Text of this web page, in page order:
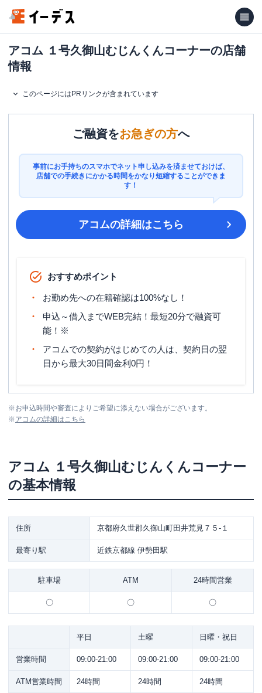
アコム １号久御山むじんくんコーナーの店舗
情報
このページにはPRリンクが含まれています
ご融資をお急ぎの方へ
事前にお手持ちのスマホでネット申し込みを済ませておけば、
店舗での手続きにかかる時間をかなり短縮することができま
す！
アコムの詳細はこちら
おすすめポイント
お勤め先への在籍確認は100%なし！
申込～借入までWEB完結！最短20分で融資可
能！※
アコムでの契約がはじめての人は、契約日の翌
日から最大30日間金利0円！
※お申込時間や審査によりご希望に添えない場合がございます。
※アコムの詳細はこちら
アコム １号久御山むじんくんコーナー
の基本情報
住所 京都府久世郡久御山町田井荒見７５-１
最寄り駅 近鉄京都線 伊勢田駅
駐車場 ATM 24時間営業
〇 〇 〇
平日 土曜 日曜・祝日
営業時間 09:00-21:00 09:00-21:00 09:00-21:00
ATM営業時間 24時間 24時間 24時間